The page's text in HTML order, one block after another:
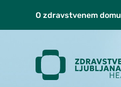
O zdravstvenem domu